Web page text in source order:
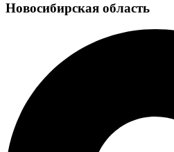
Новосибирская область